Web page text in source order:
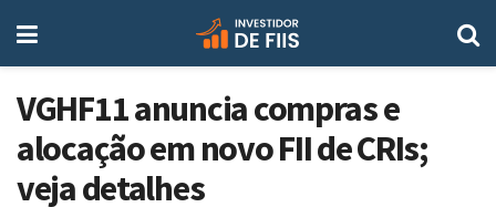
VGHF11 anuncia compras e
alocação em novo FII de CRIs;
veja detalhes